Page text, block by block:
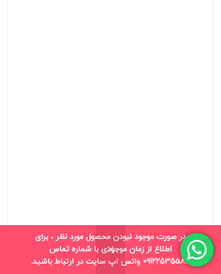
در صورت موجود نبودن محصول مورد نظر ، برای
اطلاع از زمان موجودی با شماره تماس
09122535583 واتس اپ سایت در ارتباط باشید.فروشگاه بلاگ
0
سبد خرید حساب من